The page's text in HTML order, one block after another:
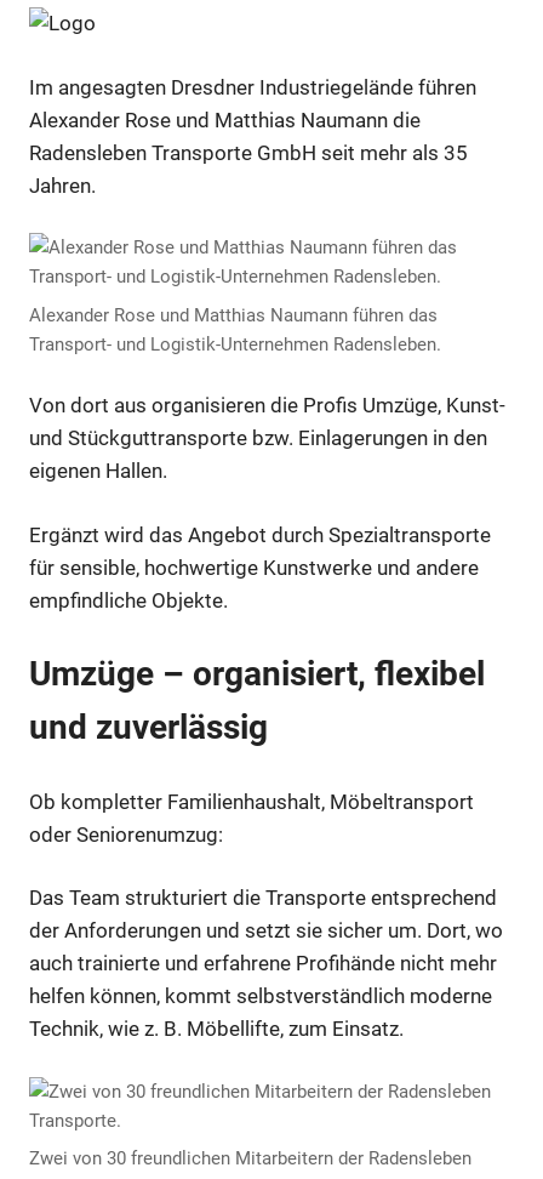
Im angesagten Dresdner Industriegelände führen
Alexander Rose und Matthias Naumann die
Radensleben Transporte GmbH seit mehr als 35
Jahren.
Alexander Rose und Matthias Naumann führen das
Transport- und Logistik-Unternehmen Radensleben.
Von dort aus organisieren die Profis Umzüge, Kunst-
und Stückguttransporte bzw. Einlagerungen in den
eigenen Hallen.
Ergänzt wird das Angebot durch Spezialtransporte
für sensible, hochwertige Kunstwerke und andere
empfindliche Objekte.
Umzüge – organisiert, flexibel
und zuverlässig
Ob kompletter Familienhaushalt, Möbeltransport
oder Seniorenumzug:
Das Team strukturiert die Transporte entsprechend
der Anforderungen und setzt sie sicher um. Dort, wo
auch trainierte und erfahrene Profihände nicht mehr
helfen können, kommt selbstverständlich moderne
Technik, wie z. B. Möbellifte, zum Einsatz.
Zwei von 30 freundlichen Mitarbeitern der Radensleben